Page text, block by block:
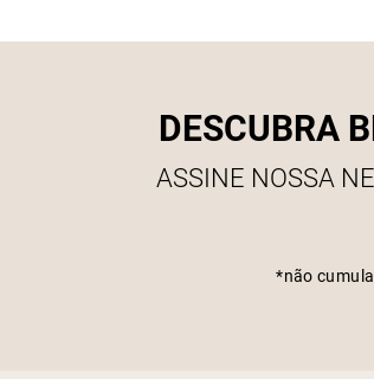
DESCUBRA
ASSINE NOSSA
*não